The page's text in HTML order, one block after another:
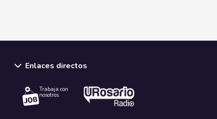
Enlaces directos
Trabaja con
nosotros.